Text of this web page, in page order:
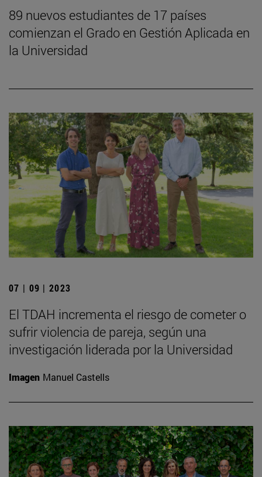
89 nuevos estudiantes de 17 países
comienzan el Grado en Gestión Aplicada en
la Universidad
07 | 09 | 2023
El TDAH incrementa el riesgo de cometer o
sufrir violencia de pareja, según una
investigación liderada por la Universidad
Imagen Manuel Castells